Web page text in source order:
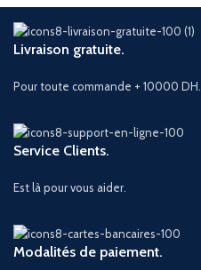
Livraison gratuite.
Pour toute commande + 10000 DH.
Service Clients.
Est là pour vous aider.
Modalités de paiement.